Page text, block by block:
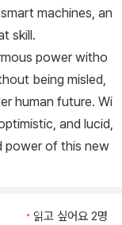
machines, an
skill.
power witho
being misled,
human future. Wi
and lucid,
power of this new
읽고 싶어요 2명